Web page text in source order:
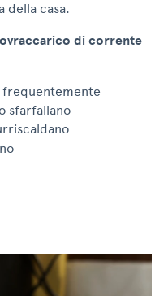
della casa.
di corrente
sfarfallano